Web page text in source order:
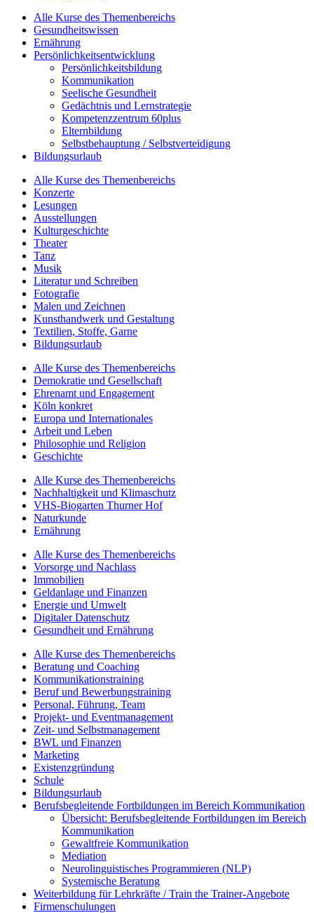
Alle Kurse des Themenbereichs
Gesundheitswissen
Ernährung
Persönlichkeitsentwicklung
Persönlichkeitsbildung
Kommunikation
Seelische Gesundheit
Gedächtnis und Lernstrategie
Kompetenzzentrum 60plus
Elternbildung
Selbstbehauptung / Selbstverteidigung
Bildungsurlaub
Alle Kurse des Themenbereichs
Konzerte
Lesungen
Ausstellungen
Kulturgeschichte
Theater
Tanz
Musik
Literatur und Schreiben
Fotografie
Malen und Zeichnen
Kunsthandwerk und Gestaltung
Textilien, Stoffe, Garne
Bildungsurlaub
Alle Kurse des Themenbereichs
Demokratie und Gesellschaft
Ehrenamt und Engagement
Köln konkret
Europa und Internationales
Arbeit und Leben
Philosophie und Religion
Geschichte
Alle Kurse des Themenbereichs
Nachhaltigkeit und Klimaschutz
VHS-Biogarten Thurner Hof
Naturkunde
Ernährung
Alle Kurse des Themenbereichs
Vorsorge und Nachlass
Immobilien
Geldanlage und Finanzen
Energie und Umwelt
Digitaler Datenschutz
Gesundheit und Ernährung
Alle Kurse des Themenbereichs
Beratung und Coaching
Kommunikationstraining
Beruf und Bewerbungstraining
Personal, Führung, Team
Projekt- und Eventmanagement
Zeit- und Selbstmanagement
BWL und Finanzen
Marketing
Existenzgründung
Schule
Bildungsurlaub
Berufsbegleitende Fortbildungen im Bereich Kommunikation
Übersicht: Berufsbegleitende Fortbildungen im Bereich
Kommunikation
Gewaltfreie Kommunikation
Mediation
Neurolinguistisches Programmieren (NLP)
Systemische Beratung
Weiterbildung für Lehrkräfte / Train the Trainer-Angebote
Firmenschulungen